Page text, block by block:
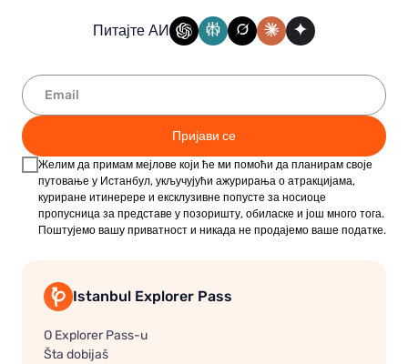
Питајте АИ
Пријави се
Желим да примам мејлове који ће ми помоћи да планирам своје
путовање у Истанбул, укључујући ажурирања о атракцијама,
куриране итинерере и ексклузивне попусте за носиоце
пропусница за представе у позоришту, обиласке и још много тога.
Поштујемо вашу приватност и никада не продајемо ваше податке.
Istanbul Explorer Pass
O Explorer Pass-u
Šta dobijaš